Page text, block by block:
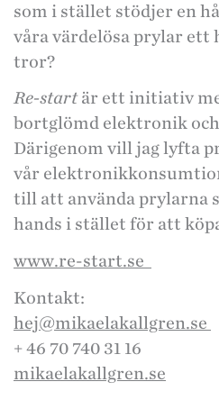
som i stället stödjer en
våra värdelösa prylar ett
tror?
Re-startär ett initiativ
bortglömd elektronik
Därigenom vill jag lyfta
vår
till att använda prylarna
hands i stället för att
www.re-start.se
Kontakt:
hej@mikaelakallgren.se
+ 46 70 740 31 16
mikaelakallgren.se